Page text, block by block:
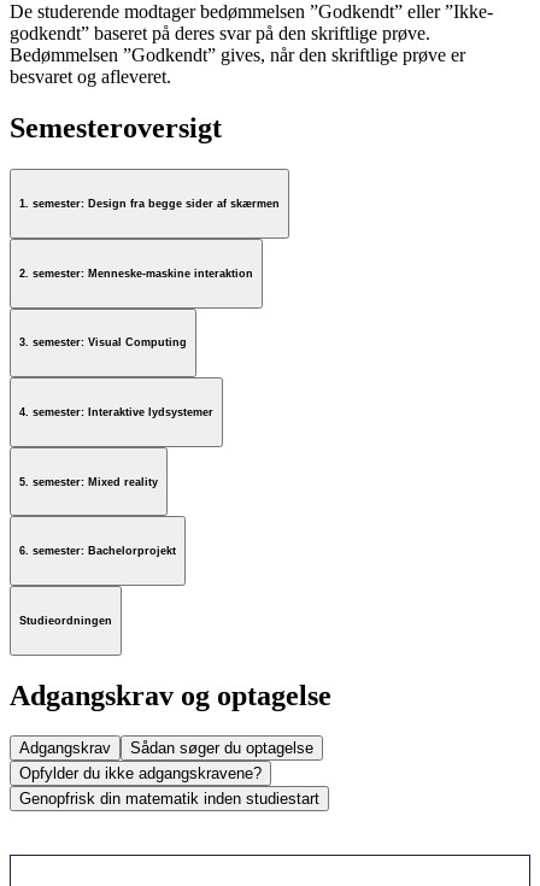
De studerende modtager bedømmelsen ”Godkendt” eller ”Ikke-
godkendt” baseret på deres svar på den skriftlige prøve.
Bedømmelsen ”Godkendt” gives, når den skriftlige prøve er
besvaret og afleveret.
Semesteroversigt
1. semester: Design fra begge sider af skærmen
2. semester: Menneske-maskine interaktion
3. semester: Visual Computing
4. semester: Interaktive lydsystemer
5. semester: Mixed reality
6. semester: Bachelorprojekt
Studieordningen
Adgangskrav og optagelse
Adgangskrav
Sådan søger du optagelse
Opfylder du ikke adgangskravene?
Genopfrisk din matematik inden studiestart